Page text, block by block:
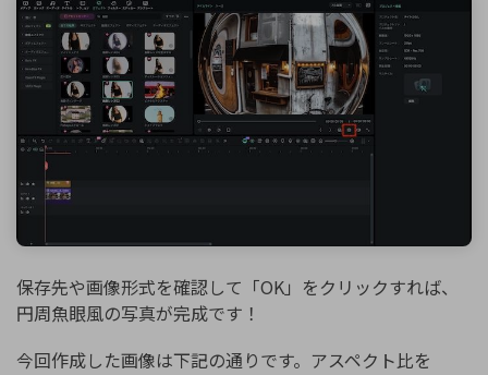
保存先や画像形式を確認して「OK」をクリックすれば、
円周魚眼風の写真が完成です！
今回作成した画像は下記の通りです。アスペクト比を